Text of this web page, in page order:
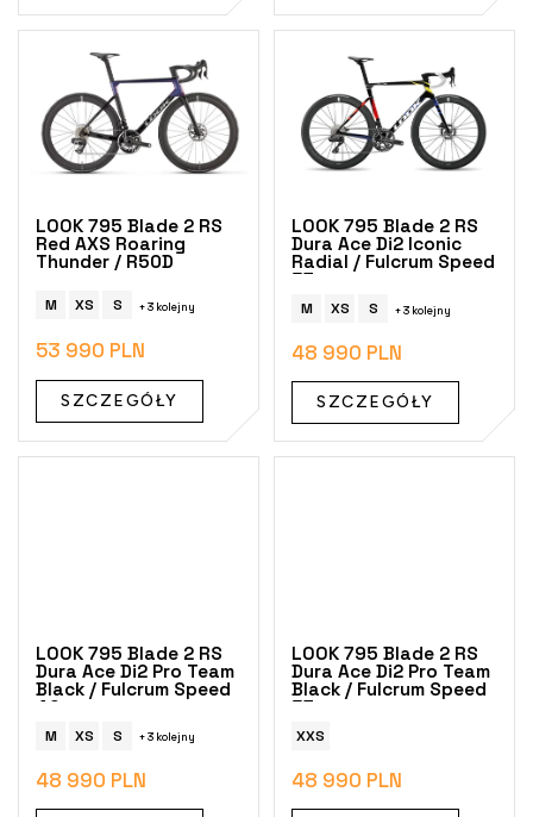
LOOK 795 Blade 2 RS
Red AXS Roaring
Thunder / R50D
M XS S + 3 kolejny
53 990 PLN
SZCZEGÓŁY
LOOK 795 Blade 2 RS
Dura Ace Di2 Iconic
Radial / Fulcrum Speed
57
M XS S + 3 kolejny
48 990 PLN
SZCZEGÓŁY
LOOK 795 Blade 2 RS
Dura Ace Di2 Pro Team
Black / Fulcrum Speed
42
M XS S + 3 kolejny
48 990 PLN
LOOK 795 Blade 2 RS
Dura Ace Di2 Pro Team
Black / Fulcrum Speed
57
XXS
48 990 PLN